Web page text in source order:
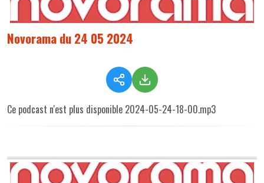
Novorama du 24 05 2024
Ce podcast n'est plus disponible 2024-05-24-18-00.mp3